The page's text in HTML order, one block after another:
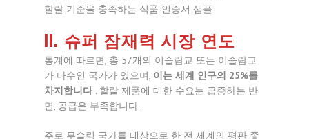
할랄 기준을 충족하는 식품 인증서 샘플
II. 슈퍼 잠재력 시장 연도
통계에 따르면, 총 57개의 이슬람교 또는 이슬람교
가 다수인 국가가 있으며, 이는 세계 인구의 25%를
차지합니다 . 할랄 제품에 대한 수요는 급증하는 반
면, 공급은 부족합니다.
주로 무슬림 국가를 대상으로 한 전 세계의 평판 좋